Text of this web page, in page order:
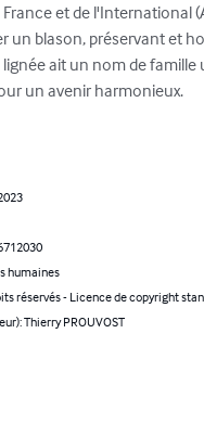
et de l'International
un blason, préservant et
ait un nom de famille
un avenir harmonieux.
humaines
réservés - Licence de copyright
Thierry PROUVOST